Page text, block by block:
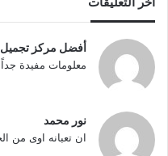
أفضل مركز تجميل
معلومات مفيدة
نور محمد
ان تعبانه اوى من